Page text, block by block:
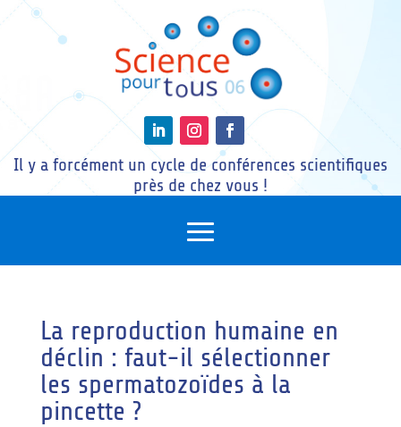
Il y a forcément un cycle de conférences scientifiques
près de chez vous !
La reproduction humaine en
déclin : faut-il sélectionner
les spermatozoïdes à la
pincette ?